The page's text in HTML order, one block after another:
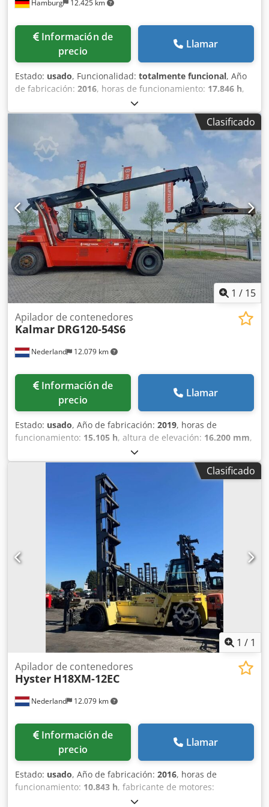
Hamburg 12.425 km
Información de
precio
Llamar
Estado: usado, Funcionalidad: totalmente funcional, Año
de fabricación: 2016, horas de funcionamiento: 17.846 h,
45.000 kg, altura de elevación:
mm, tipo de combustible:diésel, tipo de mástil:
, potencia: 210 kW (285,52 CV)
, peso en vacío:
70.260 kg
, tipo de accionamiento: Diesel
, Carretilla retráctil
para contenedores llenos Tipo de mástil: Telescópico
Estado: Listo para su uso y totalmente funcional
Dcodpfxszlli Ee Al Djk Estado técnico: bueno Tipo de
neumáticos delanteros: Aire Tamaño de los neumáticos
delanteros: 18.00-25 Estado de los neumáticos delanteros:
0 - 20%. Neumáticos traseros Tipo: Aire Neumáticos
traseros Tamaño: 18.00-25 Neumáticos traseros Estado: 20
- 40% Descripción: Faros de trabajo delanteros,
calefacción, cabina completa, aire acondicionado,
certificado CE, neumáticos gemelos, retrovisores
exteriores, LED, asiento,
Clasificado
1 / 15
Nederland 12.079 km
Apilador de contenedores
Kalmar DRG120-54S6
Información de
precio
Llamar
Estado: usado, Año de fabricación: 2019, horas de
funcionamiento: 15.105 h, altura de elevación: 16.200 mm,
Volvo-Diesel
elevación: 12.000 kg Dcedpfxoznw Hne Al Djk Póngase en
contacto con el equipo de ventas para obtener másClasificado
1 / 1
Nederland 12.079 km
Apilador de contenedores
Hyster H18XM-12EC
Información de
precio
Llamar
Estado: usado, Año de fabricación: 2016, horas de
funcionamiento: 10.843 h, fabricante de motores:
, Capacidad del cubo: 7.000 kg.